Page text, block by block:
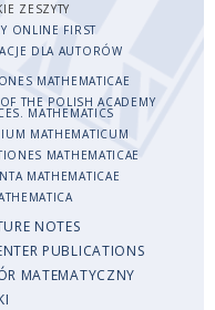
ZESZYTY
ONLINE FIRST
DLA AUTORÓW
MATHEMATICAE
THE POLISH ACADEMY
MATHEMATICS
MATHEMATICUM
MATHEMATICAE
MATHEMATICAE
NOTES
PUBLICATIONS
MATEMATYCZNY